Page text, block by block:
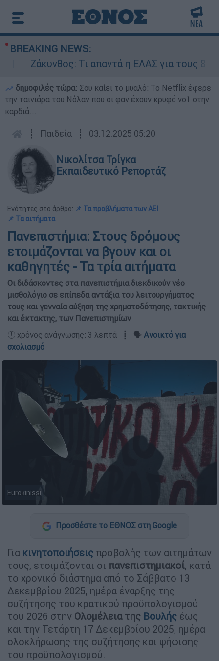
BREAKING NEWS:
Ζάκυνθος: Τι απαντά η ΕΛΑΣ για τους 8
δημοφιλές τώρα: Σου καίει το μυαλό: Το Netflix έφερε
την ταινιάρα του Νόλαν που οι φαν έχουν κρυφό νο1 στην
καρδιά...
┋ Παιδεία ┋ 03.12.2025 05:20
Νικολίτσα Τρίγκα
Εκπαιδευτικό Ρεπορτάζ
Ενότητες στο άρθρο: 📌 Τα προβλήματα των ΑΕΙ
📌 Τα αιτήματα
Πανεπιστήμια: Στους δρόμους
ετοιμάζονται να βγουν και οι
καθηγητές - Τα τρία αιτήματα
Οι διδάσκοντες στα πανεπιστήμια διεκδικούν νέο
μισθολόγιο σε επίπεδα αντάξια του λειτουργήματος
τους και γενναία αύξηση της χρηματοδότησης, τακτικής
και έκτακτης, των Πανεπιστημίων
🕛 χρόνος ανάγνωσης: 3 λεπτά ┋ 🗣️ Ανοικτό για
σχολιασμό
Eurokinissi
Προσθέστε το ΕΘΝΟΣ στη Google
Για κινητοποιήσεις προβολής των αιτημάτων
τους, ετοιμάζονται οι πανεπιστημιακοί, κατά
το χρονικό διάστημα από το Σάββατο 13
Δεκεμβρίου 2025, ημέρα έναρξης της
συζήτησης του κρατικού προϋπολογισμού
του 2026 στην Ολομέλεια της Βουλής έως
και την Τετάρτη 17 Δεκεμβρίου 2025, ημέρα
ολοκλήρωσης της συζήτησης και ψήφισης
του προϋπολογισμού.